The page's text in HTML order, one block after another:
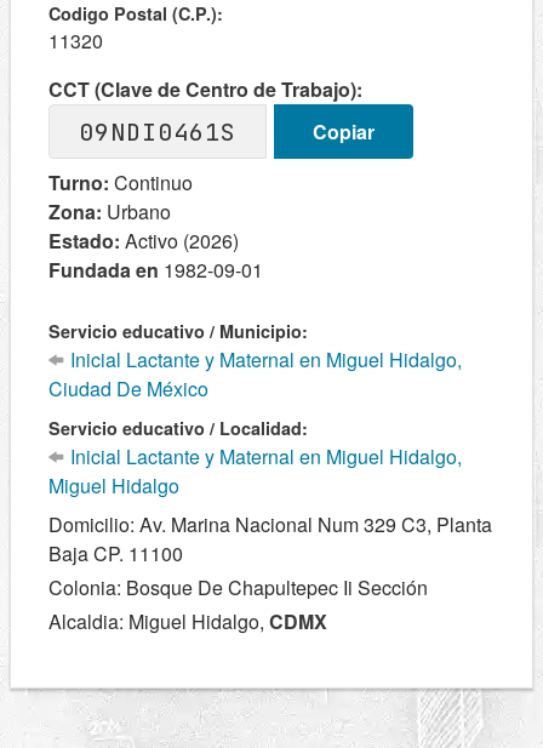
Codigo Postal (C.P.):
11320
CCT (Clave de Centro de Trabajo):
09NDI0461S
Copiar
Turno: Continuo
Zona: Urbano
Estado: Activo (2026)
Fundada en 1982-09-01
Servicio educativo / Municipio:
Inicial Lactante y Maternal en Miguel Hidalgo,
Ciudad De México
Servicio educativo / Localidad:
Inicial Lactante y Maternal en Miguel Hidalgo,
Miguel Hidalgo
Domicilio: Av. Marina Nacional Num 329 C3, Planta
Baja CP. 11100
Colonia: Bosque De Chapultepec Ii Sección
Alcaldia: Miguel Hidalgo, CDMX